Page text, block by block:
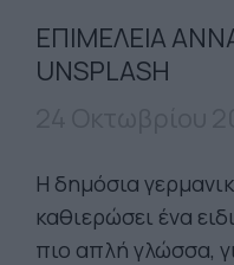
ΕΠΙΜΕΛΕΙΑ
UNSPLASH
Η δημόσια
καθιερώσει ένα
πιο απλή γλώσσα,